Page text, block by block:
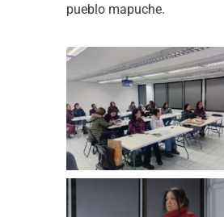
pueblo mapuche.